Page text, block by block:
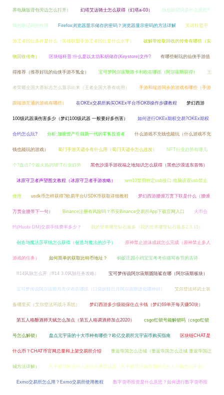
界电脑版背包旁边怎么打开） 幻塔艾达骑士怎么获得（幻塔a-03） 钱包助记词是什么意思?
钱包助记词的作用 Firefox浏览器显示储存的密码？浏览器显示密码的方法详解 英雄联盟手
游王者段位条件是什么（英雄联盟手游王者段位是什么水平） 破解带拾取回收的传奇有哪些（实
物回收传奇） 区块链科普:什么是以太坊私钥储存(Keystore)文件? 有哪些耐玩的仙侠手游值
得推荐（推荐好玩的仙侠手游不氪金） 宝可梦阿尔宙斯路卡利欧在哪抓（阿尔宙斯获得） 王
者荣耀全国大赛标志怎么显示出来（王者全国大赛有啥用） 手游和端游同步的游戏有哪些（手游
跟端游互通的游戏有哪些） 在OKEx交易所购买OKEx平台币OKB操作步骤教程 梦幻西游
100级武器满伤害多少（梦幻100级武器 一般要好多伤害） 如何进行OKEx期权交易?OKEx期权
合约怎么玩? 分析:加密资产引领新一代的零售投资者 什么游戏不充钱也能玩（什么游戏不充
钱也能玩的游戏） 蜀门手游天谴令有什么用（蜀门天谴令怎么连发） NFT行业趋势有哪几
个?盘点7个最火热的NFT行业趋势 黑色沙漠手游祝福之地知识怎么获得（黑色沙漠送东首饰）
冰原守卫者声望图文教程（冰原守卫者手游攻略） win10禁用特定usb接口 电脑设置usb禁止
使用 usdk币怎样获得?欧易平台USDK币获取详细教程 梦幻西游腰缠万贯下联是什么（腰缠
万贯金腰带下一句） Binance注册有风险吗？币安Binance交易所App下载官网入口 火币合
约(Huobi DM)交易手续费率多少？ 我的世界哪里钻石最多（我的世界哪里钻石最多2.3.15）
创造与魔法莎草纸怎么获得（创造与魔法的沙子） 原神禁止游泳成就怎么完成（原神禁止多人
游戏的任务） 如何简单的获取比特币地址？ 蚂蚁庄园小鸡宝宝考考你描写春节的古诗
ff14风脉怎么开（ff14 3.0风脉任务攻略） 宝可梦传说阿尔宙斯圆陆鲨在哪（阿尔宙斯板块）
宝可梦传说阿尔宙斯月亮伊布在哪抓（口袋妖怪日月阿尔宙斯进化哪种好） 艾尔登法环武士装
备哪里买（艾尔登法环战斗系统） 梦幻西游多少级能保住点卡钱（梦幻69单开每天赚50块）
第五人格酿酒师天赋怎么加点（第五人格调酒师加点2020） csgo红锁号能解锁吗（csgo红锁
号怎么解锁） 盘点元宇宙的十大币种有哪些？欧亿交易所元宇宙币购买指南 区块链CHAT是
什么币？CHAT币官网总量和上架交易所介绍 重返帝国怎么迁城（重返帝国怎么迁城 重返帝国迁
城方法详解） 和平精英附近的人定位在哪里设置（和平精英游戏里面附近的人功能怎么开启）
Exmo交易所怎么用？Exmo交易所使用教程 数字货币投资是什么意思？如何进行数字货币投